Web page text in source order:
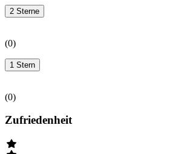
2 Sterne
(0)
1 Stern
(0)
Zufriedenheit